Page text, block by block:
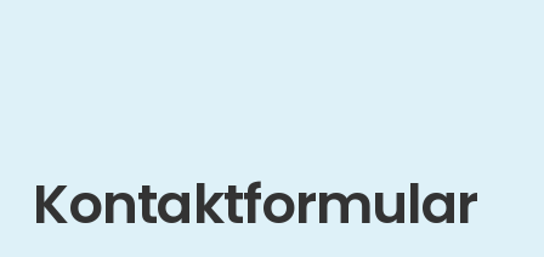
Kontaktformular